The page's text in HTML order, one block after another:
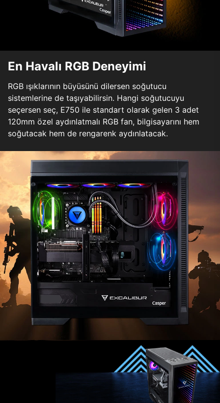
En Havalı RGB Deneyimi
RGB ışıklarının büyüsünü dilersen soğutucu
sistemlerine de taşıyabilirsin. Hangi soğutucuyu
seçersen seç, E750 ile standart olarak gelen 3 adet
120mm özel aydınlatmalı RGB fan, bilgisayarını hem
soğutacak hem de rengarenk aydınlatacak.